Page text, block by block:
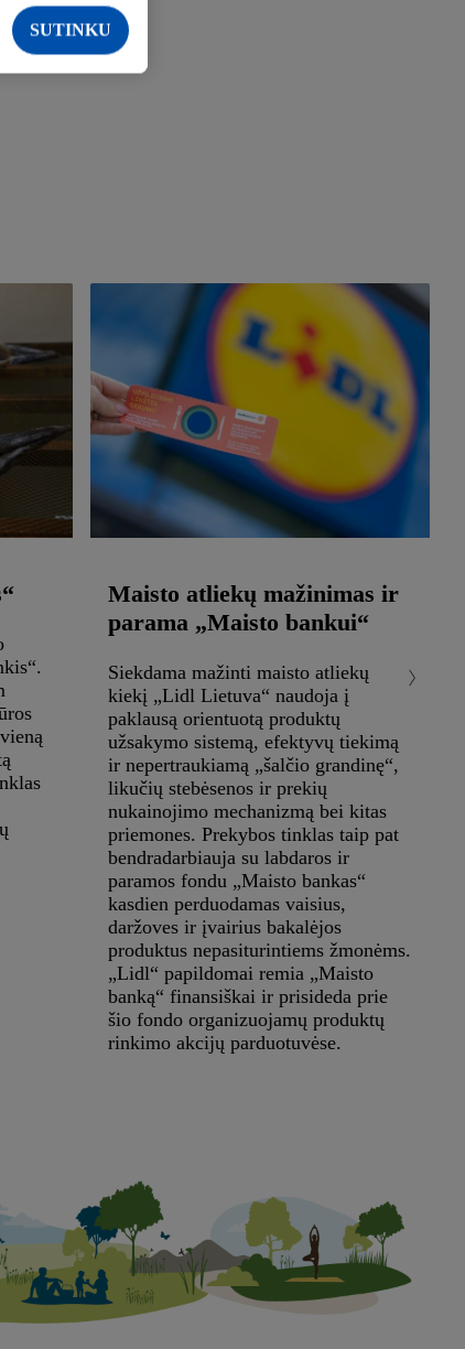
Maisto atliekų mažinimas ir
parama „Maisto bankui“
Siekdama mažinti maisto atliekų
kiekį „Lidl Lietuva“ naudoja į
paklausą orientuotą produktų
užsakymo sistemą, efektyvų tiekimą
ir nepertraukiamą „šalčio grandinę“,
likučių stebėsenos ir prekių
nukainojimo mechanizmą bei kitas
priemones. Prekybos tinklas taip pat
bendradarbiauja su labdaros ir
paramos fondu „Maisto bankas“
kasdien perduodamas vaisius,
daržoves ir įvairius bakalėjos
produktus nepasiturintiems žmonėms.
„Lidl“ papildomai remia „Maisto
banką“ finansiškai ir prisideda prie
šio fondo organizuojamų produktų
rinkimo akcijų parduotuvėse.
SUTINKU